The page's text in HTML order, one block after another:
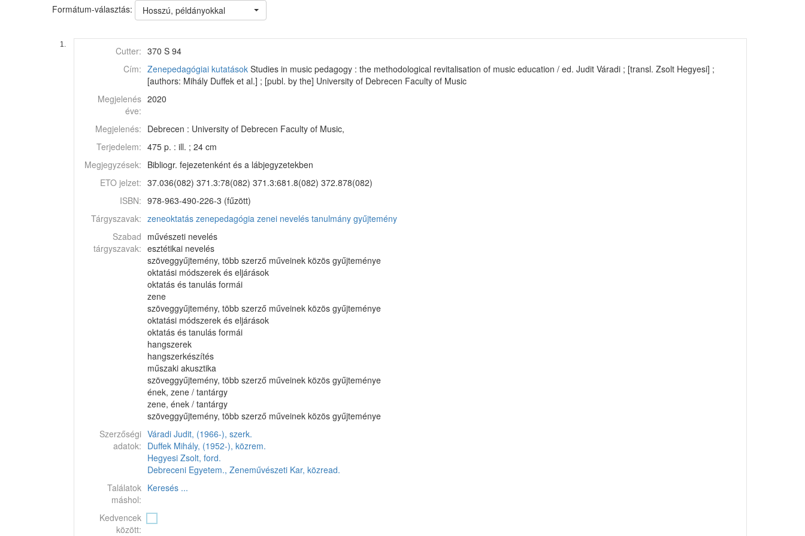
Formátum-választás: Hosszú, példányokkal
1.
Cutter: 370 S 94
Cím: Zenepedagógiai kutatások Studies in music pedagogy : the methodological revitalisation of music education / ed. Judit Váradi ; [transl. Zsolt Hegyesi] ;
[authors: Mihály Duffek et al.] ; [publ. by the] University of Debrecen Faculty of Music
Megjelenés
éve:
2020
Megjelenés: Debrecen : University of Debrecen Faculty of Music,
Terjedelem: 475 p. : ill. ; 24 cm
Megjegyzések: Bibliogr. fejezetenként és a lábjegyzetekben
ETO jelzet: 37.036(082) 371.3:78(082) 371.3:681.8(082) 372.878(082)
ISBN: 978-963-490-226-3 (fűzött)
Tárgyszavak: zeneoktatás zenepedagógia zenei nevelés tanulmány gyűjtemény
Szabad
tárgyszavak:
művészeti nevelés
esztétikai nevelés
szöveggyűjtemény, több szerző műveinek közös gyűjteménye
oktatási módszerek és eljárások
oktatás és tanulás formái
zene
szöveggyűjtemény, több szerző műveinek közös gyűjteménye
oktatási módszerek és eljárások
oktatás és tanulás formái
hangszerek
hangszerkészítés
műszaki akusztika
szöveggyűjtemény, több szerző műveinek közös gyűjteménye
ének, zene / tantárgy
zene, ének / tantárgy
szöveggyűjtemény, több szerző műveinek közös gyűjteménye
Szerzőségi
adatok:
Váradi Judit, (1966-), szerk.
Duffek Mihály, (1952-), közrem.
Hegyesi Zsolt, ford.
Debreceni Egyetem., Zeneművészeti Kar, közread.
Találatok
máshol:
Keresés ...
Kedvencek
között: